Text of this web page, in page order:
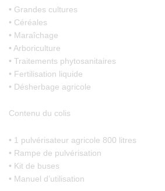
• Grandes cultures
• Céréales
• Maraîchage
• Arboriculture
• Traitements phytosanitaires
• Fertilisation liquide
• Désherbage agricole
Contenu du colis
• 1 pulvérisateur agricole 800 litres
• Rampe de pulvérisation
• Kit de buses
• Manuel d’utilisation